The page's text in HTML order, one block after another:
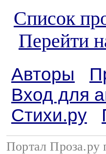
Список
Перейти
Авторы
Вход для
Стихи.ру
Портал Проза.ру